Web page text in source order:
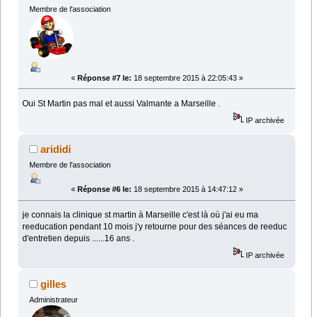
Membre de l'association
« Réponse #7 le: 18 septembre 2015 à 22:05:43 »
Oui St Martin pas mal et aussi Valmante a Marseille .
IP archivée
arididi
Membre de l'association
« Réponse #6 le: 18 septembre 2015 à 14:47:12 »
je connais la clinique st martin à Marseille c'est là où j'ai eu ma
reeducation pendant 10 mois j'y retourne pour des séances de reeduc
d'entretien depuis ......16 ans .
IP archivée
gilles
Administrateur